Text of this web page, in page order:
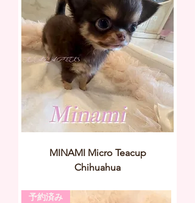
MINAMI Micro Teacup
Chihuahua
予約済み